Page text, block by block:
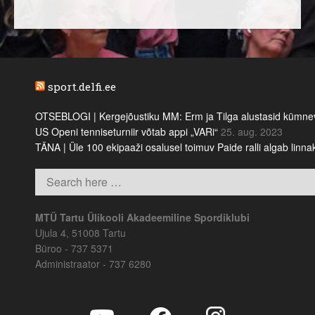
sport.delfi.ee
OTSEBLOGI | Kergejõustiku MM: Erm ja Tilga alustasid
US Openi tenniseturniir võtab appi „VARi“ 25. aug. 2023
TÄNA | Üle 100 ekipaaži osalusel toimuv Paide ralli algab
MTÜ Tartu Ülikooli Akadeemiline Spordiklubi
Ujula 4, 51008 Tartu
Büroo - 737 5371
Administraator - 737 6280